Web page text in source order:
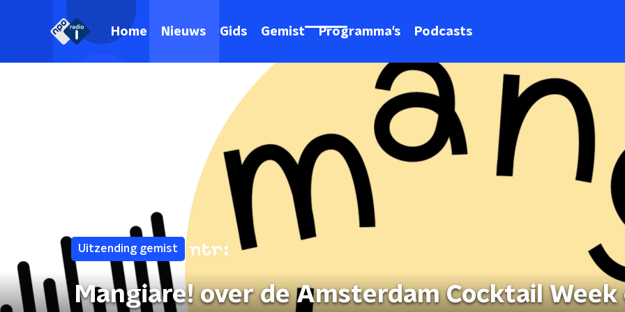
Home Nieuws Gids Gemist Programma's Podcasts
Uitzending gemist
Mangiare! over de Amsterdam Cocktail Week